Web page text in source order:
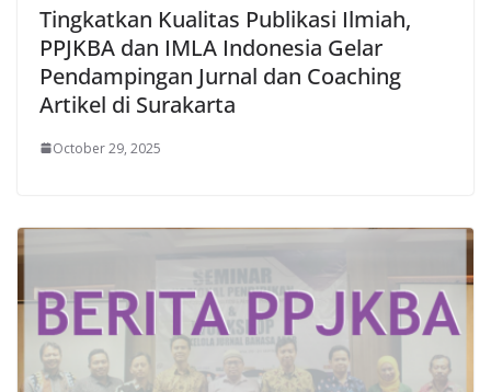
Tingkatkan Kualitas Publikasi Ilmiah,
PPJKBA dan IMLA Indonesia Gelar
Pendampingan Jurnal dan Coaching
Artikel di Surakarta
October 29, 2025